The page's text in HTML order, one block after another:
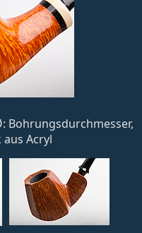
Bohrungsdurchmesser,
Acryl